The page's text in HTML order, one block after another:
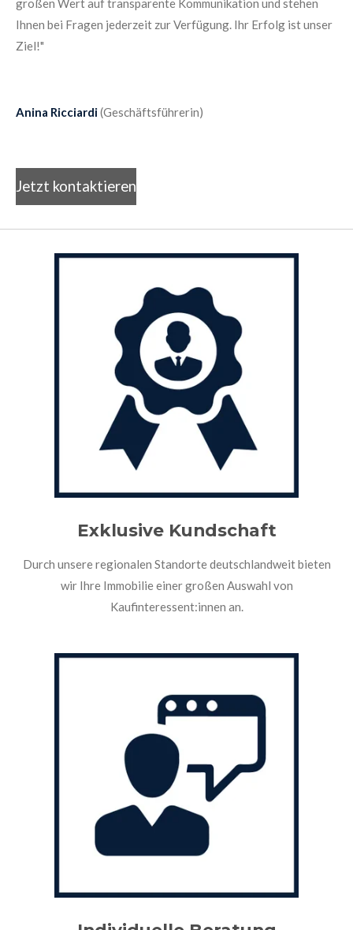
großen Wert auf transparente Kommunikation und stehen
Ihnen bei Fragen jederzeit zur Verfügung. Ihr Erfolg ist unser
Ziel!"
Anina Ricciardi(Geschäftsführerin)
Jetzt kontaktieren
Exklusive Kundschaft
Durch unsere regionalen Standorte deutschlandweit bieten
wir Ihre Immobilie einer großen Auswahl von
Kaufinteressent:innen an.